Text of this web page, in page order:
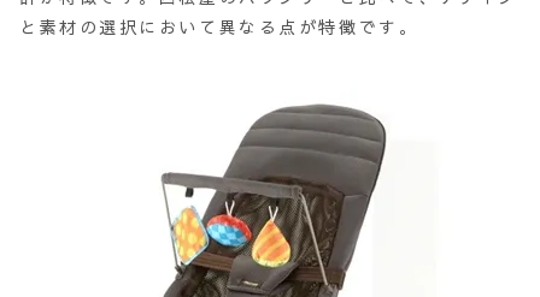
と素材の選択において異なる点が特徴です。